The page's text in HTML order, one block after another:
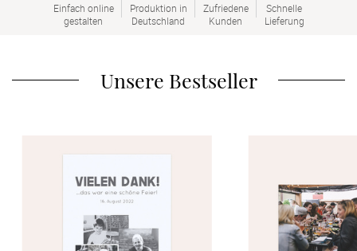
Einfach online
gestalten
Produktion in
Deutschland
Zufriedene
Kunden
Schnelle
Lieferung
Unsere Bestseller